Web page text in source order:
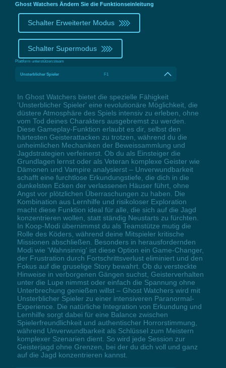
Ghost Watchers Ändern Sie die Funktionseinleitung
Schalter Erweiterter Modus
Schalter Supermodus
Plattform unterstützen:steam
Unsterblicher Spieler F1
In Ghost Watchers bietet die spezielle Fähigkeit
'Unsterblicher Spieler' eine revolutionäre Möglichkeit, die
düstere Atmosphäre des Spiels intensiv zu erleben, ohne
vom Tod deines Charakters ausgebremst zu werden.
Diese Gameplay-Funktion erlaubt es dir, selbst den
härtesten Geisterattacken zu trotzen, während du die
unheimlichen Mechaniken der Beweissammlung und
Jagdstrategien verfeinerst. Ob du als Einsteiger die
Grundlagen lernst oder als Veteran komplexe Geister wie
Dämonen und Vampire analysierst – Unverwundbarkeit
schafft eine furchtlose Erkundungstiefe, die dich in die
dunkelsten Ecken der verlassenen Häuser führt, ohne
Angst vor plötzlichen Überraschungen zu haben. Die
Kombination aus Lernhilfe und risikoloser Exploration
macht diese Funktion ideal für alle, die sich auf die Jagd
konzentrieren wollen, statt ständig Neustarts zu fürchten.
In Koop-Modi übernimmst du als Teamstütze mutig die
Rolle des Köders, während deine Mitspieler kritische
Missionen abschließen. Besonders in herausfordernden
Modi wie 'Wahnsinnig' ist diese Option ein Game-Changer,
der Frustration durch Fortschrittsverlust eliminiert und den
Fokus auf die gruselige Story bewahrt. Ob du versteckte
Hinweise in verborgenen Gängen suchst, Geisterverhalten
unter die Lupe nimmst oder einfach die Spannung ohne
Unterbrechung genießen willst – Ghost Watchers wird mit
Unsterblicher Spieler zu einer intensiveren Paranormal-
Experience. Die natürliche Integration von Erkundung und
Lernhilfe sorgt dabei für eine Balance zwischen
Spielerfreundlichkeit und authentischer Horrorstimmung,
während Unverwundbarkeit als Schlüssel zum Meistern
komplexer Szenarien dient. So wird jede Session zur
Geisterjagd ohne Grenzen, bei der du dich voll und ganz
auf die Jagd konzentrieren kannst.